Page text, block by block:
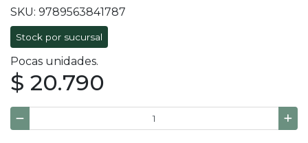
SKU: 9789563841787
Stock por sucursal
Pocas unidades.
$ 20.790